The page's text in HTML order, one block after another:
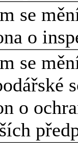
se
o
se
o